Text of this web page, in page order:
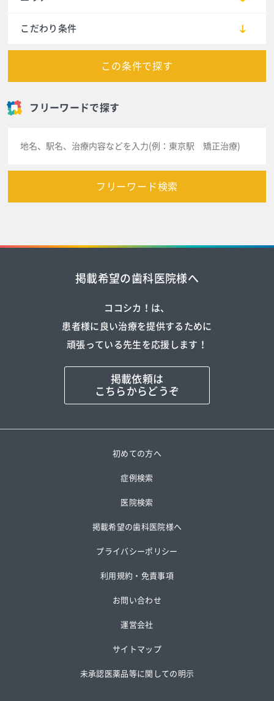
こだわり条件
この条件で探す
フリーワードで探す
フリーワード検索
掲載希望の歯科医院様へ
ココシカ！は、
患者様に良い治療を提供するために
頑張っている先生を応援します！
掲載依頼は
こちらからどうぞ
初めての方へ
症例検索
医院検索
掲載希望の歯科医院様へ
プライバシーポリシー
利用規約・免責事項
お問い合わせ
運営会社
サイトマップ
未承認医薬品等に関しての明示